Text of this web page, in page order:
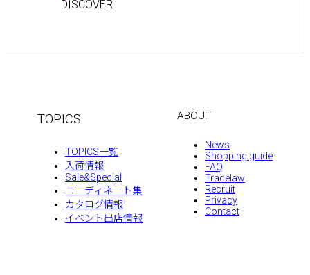
TOPICS
TOPICS一覧
入荷情報
Sale&Special
コーディネート集
カタログ情報
イベント出店情報
ABOUT
News
Shopping guide
FAQ
Tradelaw
Recruit
Privacy
Contact